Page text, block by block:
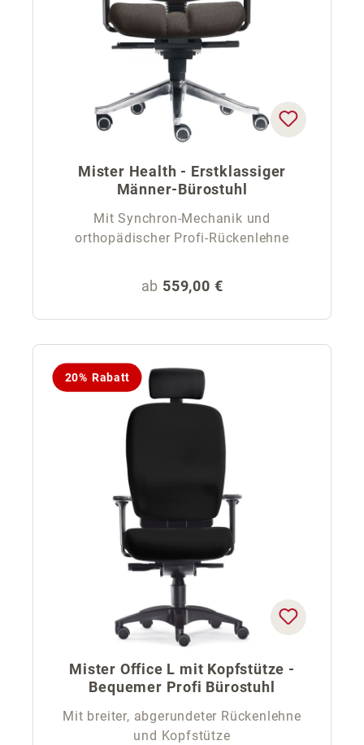
Mister Health - Erstklassiger
Männer-Bürostuhl
Mit Synchron-Mechanik und
orthopädischer Profi-Rückenlehne
Regulärer Preis:
ab 559,00 €
20% Rabatt
Mister Office L mit Kopfstütze -
Bequemer Profi Bürostuhl
Mit breiter, abgerundeter Rückenlehne
und Kopfstütze